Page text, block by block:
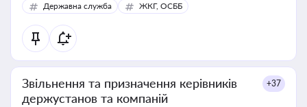
Державна служба ЖКГ, ОСББ
Звільнення та призначення керівників
держустанов та компаній
+37